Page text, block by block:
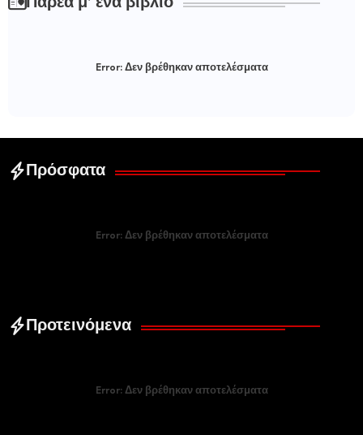
Παρέα μ' ένα βιβλίο
Error:Δεν βρέθηκαν αποτελέσματα
Πρόσφατα
Error:Δεν βρέθηκαν αποτελέσματα
Προτεινόμενα
Error:Δεν βρέθηκαν αποτελέσματα